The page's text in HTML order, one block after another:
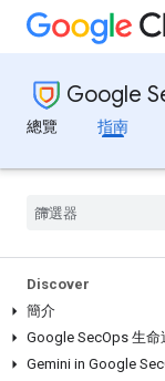
Google
總覽
指南
Discover
簡介
Google SecOps 生命
Gemini in Google Sec